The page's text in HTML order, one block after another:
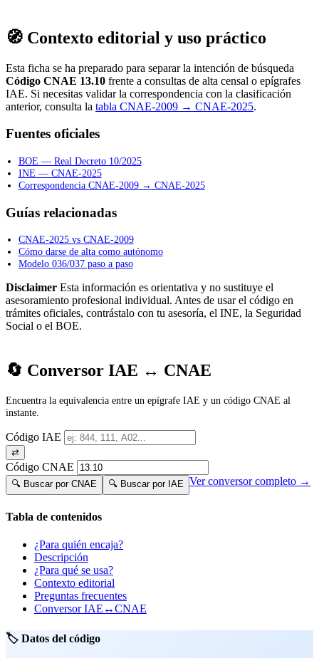
🧭 Contexto editorial y uso práctico
Esta ficha se ha preparado para separar la intención de búsqueda
Código CNAE 13.10 frente a consultas de alta censal o epígrafes
IAE. Si necesitas validar la correspondencia con la clasificación
anterior, consulta la tabla CNAE-2009 → CNAE-2025.
Fuentes oficiales
BOE — Real Decreto 10/2025
INE — CNAE-2025
Correspondencia CNAE-2009 → CNAE-2025
Guías relacionadas
CNAE-2025 vs CNAE-2009
Cómo darse de alta como autónomo
Modelo 036/037 paso a paso
Disclaimer Esta información es orientativa y no sustituye el
asesoramiento profesional individual. Antes de usar el código en
trámites oficiales, contrástalo con tu asesoría, el INE, la Seguridad
Social o el BOE.
🔄 Conversor IAE ↔ CNAE
Encuentra la equivalencia entre un epígrafe IAE y un código CNAE al
instante.
Código IAE
⇄
Código CNAE
🔍 Buscar por CNAE 🔍 Buscar por IAE Ver conversor completo →
Tabla de contenidos
¿Para quién encaja?
Descripción
¿Para qué se usa?
Contexto editorial
Preguntas frecuentes
Conversor IAE↔CNAE
🏷️ Datos del código